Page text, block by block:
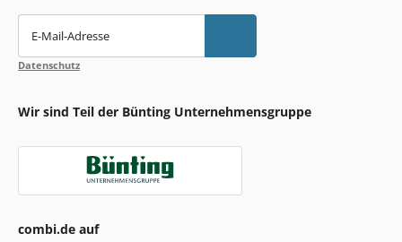
E-Mail-Adresse
Datenschutz
Wir sind Teil der Bünting Unternehmensgruppe
combi.de auf